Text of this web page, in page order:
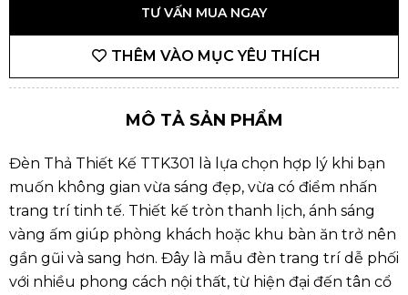
TƯ VẤN MUA NGAY
THÊM VÀO MỤC YÊU THÍCH
MÔ TẢ SẢN PHẨM
Đèn Thả Thiết Kế TTK301 là lựa chọn hợp lý khi bạn
muốn không gian vừa sáng đẹp, vừa có điểm nhấn
trang trí tinh tế. Thiết kế tròn thanh lịch, ánh sáng
vàng ấm giúp phòng khách hoặc khu bàn ăn trở nên
gần gũi và sang hơn. Đây là mẫu đèn trang trí dễ phối
với nhiều phong cách nội thất, từ hiện đại đến tân cổ